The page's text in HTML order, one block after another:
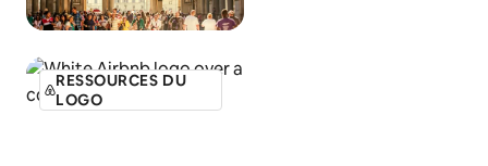
RESSOURCES DU
LOGO